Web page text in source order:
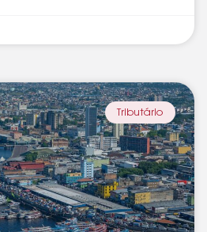
Tributário